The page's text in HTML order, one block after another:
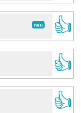
neu
👍
👍
👍